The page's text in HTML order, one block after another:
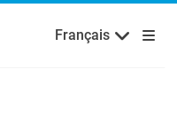
English Français
Français